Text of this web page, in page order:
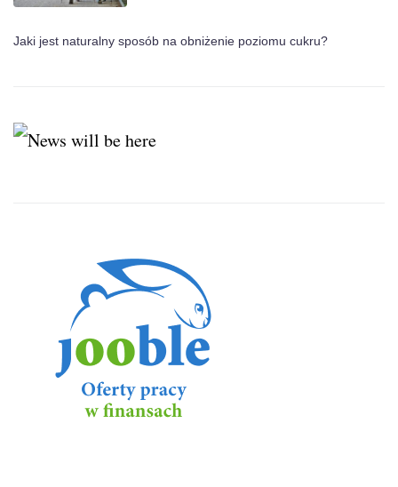
Jaki jest naturalny sposób na obniżenie poziomu cukru?